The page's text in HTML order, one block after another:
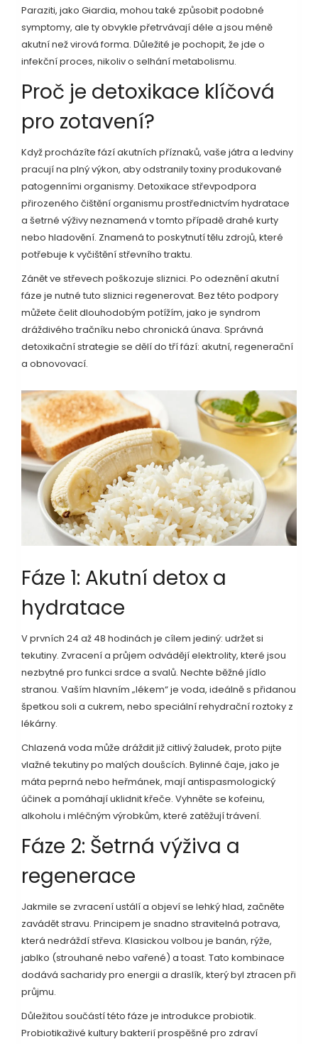
Paraziti, jako Giardia, mohou také způsobit podobné
symptomy, ale ty obvykle přetrvávají déle a jsou méně
akutní než virová forma. Důležité je pochopit, že jde o
infekční proces, nikoliv o selhání metabolismu.
Proč je detoxikace klíčová
pro zotavení?
Když procházíte fází akutních příznaků, vaše játra a ledviny
pracují na plný výkon, aby odstranily toxiny produkované
patogenními organismy. Detoxikace střevpodpora
přirozeného čištění organismu prostřednictvím hydratace
a šetrné výživyneznamená v tomto případě drahé kurty
nebo hladovění. Znamená to poskytnutí tělu zdrojů, které
potřebuje k vyčištění střevního traktu.
Zánět ve střevech poškozuje sliznici. Po odeznění akutní
fáze je nutné tuto sliznici regenerovat. Bez této podpory
můžete čelit dlouhodobým potížím, jako je syndrom
dráždivého tračníku nebo chronická únava. Správná
detoxikační strategie se dělí do tří fází: akutní, regenerační
a obnovovací.
Fáze 1: Akutní detox a
hydratace
V prvních 24 až 48 hodinách je cílem jediný: udržet si
tekutiny. Zvracení a průjem odvádějí elektrolity, které jsou
nezbytné pro funkci srdce a svalů. Nechte běžné jídlo
stranou. Vaším hlavním „lékem“ je voda, ideálně s přidanou
špetkou soli a cukrem, nebo speciální rehydrační roztoky z
lékárny.
Chlazená voda může dráždit již citlivý žaludek, proto pijte
vlažné tekutiny po malých doušcích. Bylinné čaje, jako je
máta peprná nebo heřmánek, mají antispasmologický
účinek a pomáhají uklidnit křeče. Vyhněte se kofeinu,
alkoholu i mléčným výrobkům, které zatěžují trávení.
Fáze 2: Šetrná výživa a
regenerace
Jakmile se zvracení ustálí a objeví se lehký hlad, začněte
zavádět stravu. Principem je snadno stravitelná potrava,
která nedráždí střeva. Klasickou volbou je banán, rýže,
jablko (strouhané nebo vařené) a toast. Tato kombinace
dodává sacharidy pro energii a draslík, který byl ztracen při
průjmu.
Důležitou součástí této fáze je introdukce probiotik.
Probiotikaživé kultury bakterií prospěšné pro zdraví